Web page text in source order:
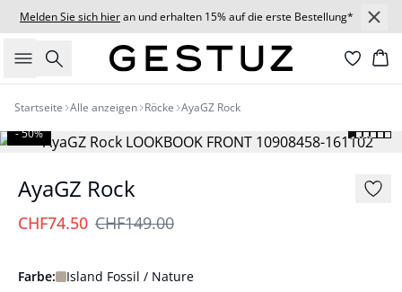
Melden Sie sich hieran und erhalten 15% auf die erste Bestellung*
Suche
Startseite Alle anzeigen Röcke AyaGZ Rock
- 50%
AyaGZ Rock
CHF74.50 CHF149.00
Farbe: Island Fossil / Nature